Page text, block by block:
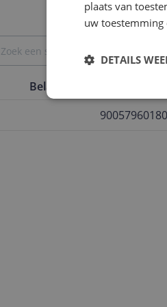
Belangrijkste kenmerken
plaats van
uw
DETAILS